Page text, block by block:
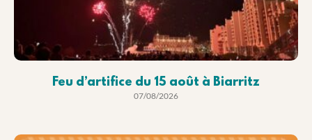
Feu d’artifice du 15 août à Biarritz
07/08/2026